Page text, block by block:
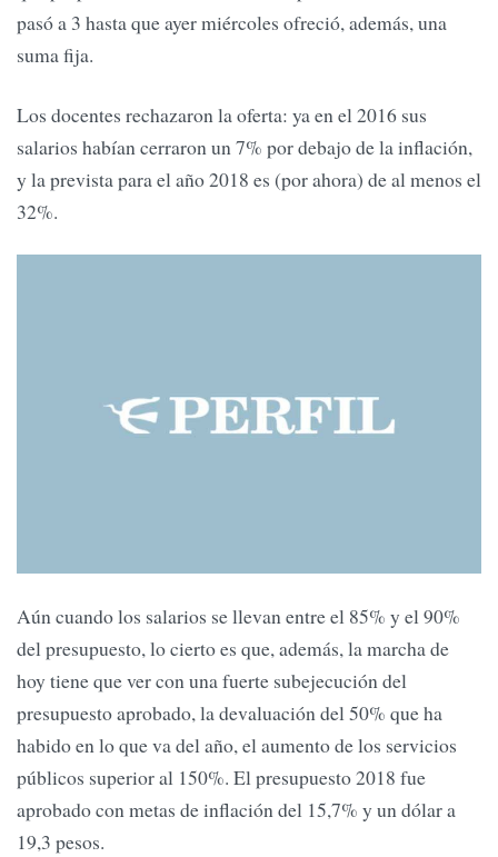
pasó a 3 hasta que ayer miércoles ofreció, además, una
suma fija.
Los docentes rechazaron la oferta: ya en el 2016 sus
salarios habían cerraron un 7% por debajo de la inflación,
y la prevista para el año 2018 es (por ahora) de al menos el
32%.
Aún cuando los salarios se llevan entre el 85% y el 90%
del presupuesto, lo cierto es que, además, la marcha de
hoy tiene que ver con una fuerte subejecución del
presupuesto aprobado, la devaluación del 50% que ha
habido en lo que va del año, el aumento de los servicios
públicos superior al 150%. El presupuesto 2018 fue
aprobado con metas de inflación del 15,7% y un dólar a
19,3 pesos.